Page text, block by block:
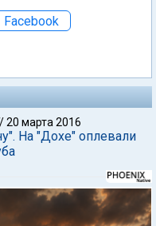
Facebook
20 марта 2016
На "Дохе" оплевали